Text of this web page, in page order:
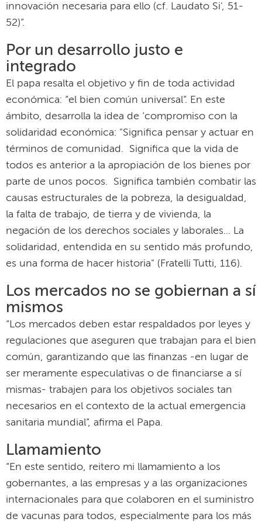
innovación necesaria para ello (cf. Laudato Si', 51-
52)”.
Por un desarrollo justo e
integrado
El papa resalta el objetivo y fin de toda actividad
económica: “el bien común universal”. En este
ámbito, desarrolla la idea de ‘compromiso con la
solidaridad económica: "Significa pensar y actuar en
términos de comunidad. Significa que la vida de
todos es anterior a la apropiación de los bienes por
parte de unos pocos. Significa también combatir las
causas estructurales de la pobreza, la desigualdad,
la falta de trabajo, de tierra y de vivienda, la
negación de los derechos sociales y laborales... La
solidaridad, entendida en su sentido más profundo,
es una forma de hacer historia" (Fratelli Tutti, 116).
Los mercados no se gobiernan a sí
mismos
“Los mercados deben estar respaldados por leyes y
regulaciones que aseguren que trabajan para el bien
común, garantizando que las finanzas -en lugar de
ser meramente especulativas o de financiarse a sí
mismas- trabajen para los objetivos sociales tan
necesarios en el contexto de la actual emergencia
sanitaria mundial”, afirma el Papa.
Llamamiento
“En este sentido, reitero mi llamamiento a los
gobernantes, a las empresas y a las organizaciones
internacionales para que colaboren en el suministro
de vacunas para todos, especialmente para los más